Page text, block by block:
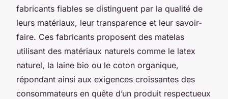
fabricants fiables se distinguent par la qualité de
leurs matériaux, leur transparence et leur savoir-
faire. Ces fabricants proposent des matelas
utilisant des matériaux naturels comme le latex
naturel, la laine bio ou le coton organique,
répondant ainsi aux exigences croissantes des
consommateurs en quête d’un produit respectueux